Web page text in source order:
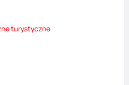
turystyczne